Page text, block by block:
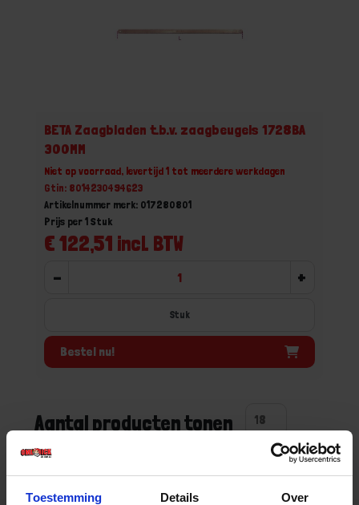
Toestemming Details Over
BETA Zaagbladen t.b.v. zaagbeugels 1728BA
300MM
Niet op voorraad, levertijd 1 tot meerdere werkdagen
Gtin: 8014230494623
Artikelnummer merk: 017280801
€ 122,51 incl. BTW
Prijs per 1 Stuk
- +
Stuk
Bestel nu!
Aantal producten tonen